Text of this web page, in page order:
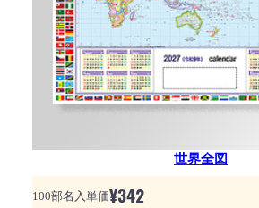
世界全図
100部名入単価¥342